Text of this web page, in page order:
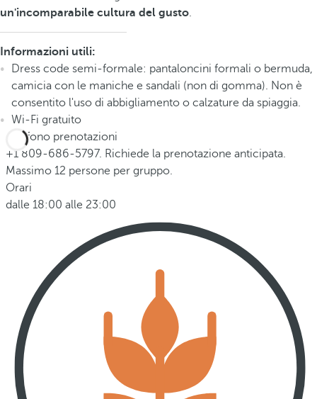
un'incomparabile cultura del gusto.
Informazioni utili:
Dress code semi-formale: pantaloncini formali o bermuda,
camicia con le maniche e sandali (non di gomma). Non è
consentito l'uso di abbigliamento o calzature da spiaggia.
Wi-Fi gratuito
Telefono prenotazioni
+1 809-686-5797. Richiede la prenotazione anticipata.
Massimo 12 persone per gruppo.
Orari
dalle 18:00 alle 23:00